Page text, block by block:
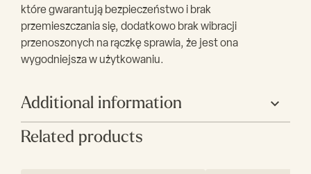
które gwarantują bezpieczeństwo i brak
przemieszczania się, dodatkowo brak wibracji
przenoszonych na rączkę sprawia, że jest ona
wygodniejsza w użytkowaniu.
Additional information
Producent Gimetal
Related products